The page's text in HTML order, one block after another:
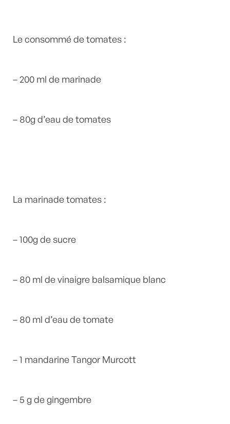
Le consommé de tomates :
– 200 ml de marinade
– 80g d’eau de tomates
La marinade tomates :
– 100g de sucre
– 80 ml de vinaigre balsamique blanc
– 80 ml d’eau de tomate
– 1 mandarine Tangor Murcott
– 5 g de gingembre